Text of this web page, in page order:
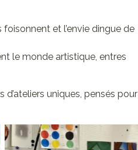
et l’envie dingue de
le monde artistique, entres
uniques, pensés pour